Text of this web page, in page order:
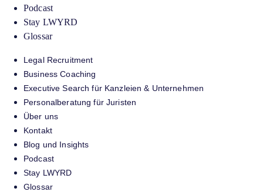
Podcast
Stay LWYRD
Glossar
Legal Recruitment
Business Coaching
Executive Search für Kanzleien & Unternehmen
Personalberatung für Juristen
Über uns
Kontakt
Blog und Insights
Podcast
Stay LWYRD
Glossar